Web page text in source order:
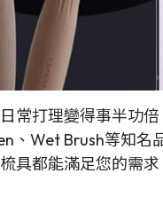
打理變得事半功
、Wet Brush等知
具都能滿足您的需